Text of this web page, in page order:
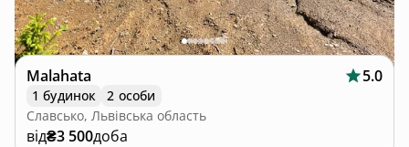
Malahata 5.0
1 будинок
2 особи
Славсько, Львівська область
від₴3 500доба